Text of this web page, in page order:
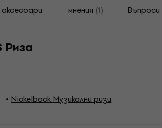
мнения (1)
Риза
Nickelback Музикални ризи